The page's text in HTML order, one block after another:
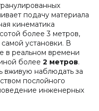
подачу материала
кинематика
более 3 метров,
установки. В
в реальном времени
более 2 метров.
вживую наблюдать за
послойного
инженерных